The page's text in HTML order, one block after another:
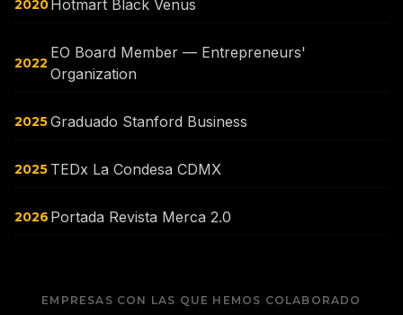
2020Hotmart Black Venus
2022
EO Board Member — Entrepreneurs'
Organization
2025Graduado Stanford Business
2025 TEDx La Condesa CDMX
2026 Portada Revista Merca 2.0
EMPRESAS CON LAS QUE HEMOS COLABORADO